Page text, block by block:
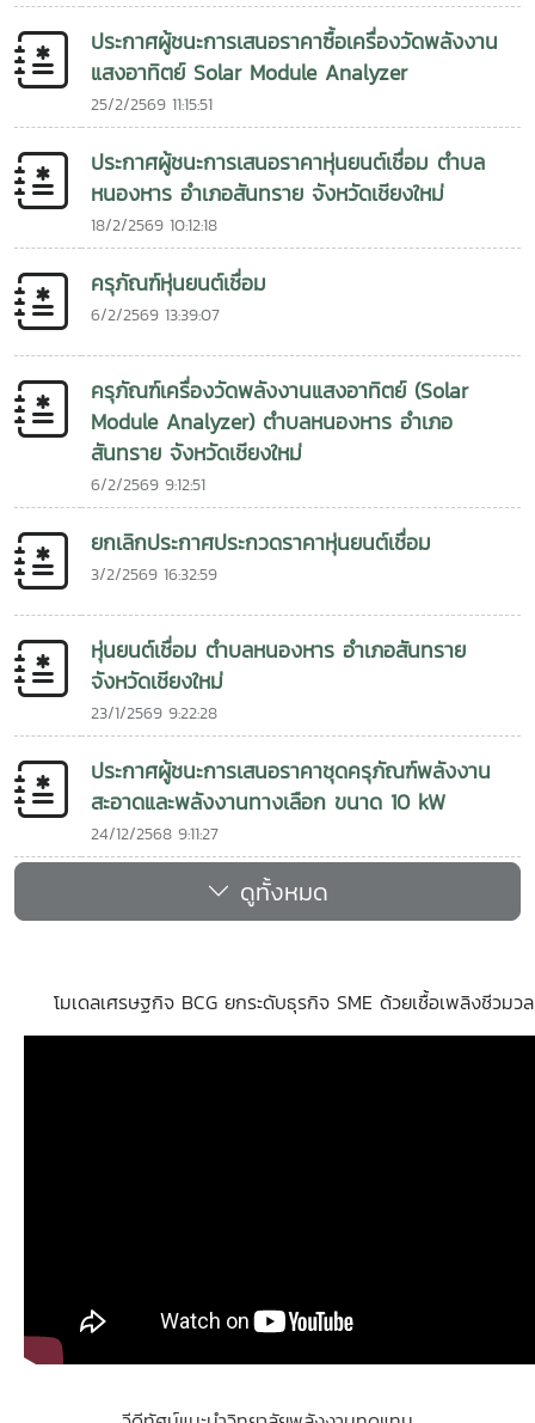
ประกาศผู้ชนะการเสนอราคาซื้อเครื่องวัดพลังงาน
แสงอาทิตย์ Solar Module Analyzer
25/2/2569 11:15:51
ประกาศผู้ชนะการเสนอราคาหุ่นยนต์เชื่อม ตำบล
หนองหาร อำเภอสันทราย จังหวัดเชียงใหม่
18/2/2569 10:12:18
ครุภัณฑ์หุ่นยนต์เชื่อม
6/2/2569 13:39:07
ครุภัณฑ์เครื่องวัดพลังงานแสงอาทิตย์ (Solar
Module Analyzer) ตำบลหนองหาร อำเภอ
สันทราย จังหวัดเชียงใหม่
6/2/2569 9:12:51
ยกเลิกประกาศประกวดราคาหุ่นยนต์เชื่อม
3/2/2569 16:32:59
หุ่นยนต์เชื่อม ตำบลหนองหาร อำเภอสันทราย
จังหวัดเชียงใหม่
23/1/2569 9:22:28
ประกาศผู้ชนะการเสนอราคาชุดครุภัณฑ์พลังงาน
สะอาดและพลังงานทางเลือก ขนาด 10 kW
24/12/2568 9:11:27
ดูทั้งหมด
โมเดลเศรษฐกิจ BCG ยกระดับธุรกิจ SME ด้วยเชื้อเพลิงชีวมวล